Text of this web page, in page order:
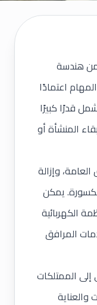
هندسة
اعتمادًا
قدرًا كبيرًا
المنشأة أو
وإزالة
يمكن
الكهربائية
المرافق
إلى الممتلكات
والعناية